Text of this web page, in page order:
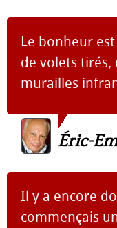
Le bonheur
de volets tirés,
murailles
Éric-
Il y a encore
commençais